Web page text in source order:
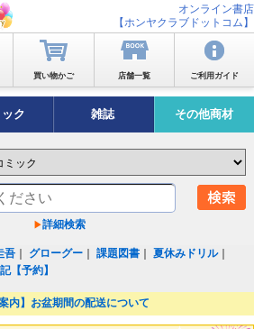
オンライン書店
【ホンヤクラブドットコム】
買い物かご 店舗一覧 ご利用ガイド
ク 雑誌 その他商材
詳細検索
吾 グローグー ｜課題図書 ｜夏休みドリル｜
【予約】
案内】お盆期間の配送について